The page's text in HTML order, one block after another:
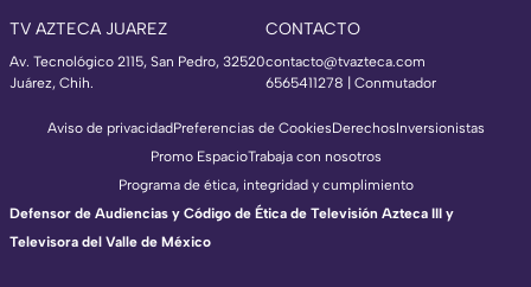
TV AZTECA JUAREZ
Av. Tecnológico 2115, San Pedro, 32520
Juárez, Chih.
CONTACTO
contacto@tvazteca.com
6565411278 | Conmutador
Aviso de privacidadPreferencias de CookiesDerechosInversionistas
Promo EspacioTrabaja con nosotros
Programa de ética, integridad y cumplimiento
Defensor de Audiencias y Código de Ética de Televisión Azteca III y
Televisora del Valle de México